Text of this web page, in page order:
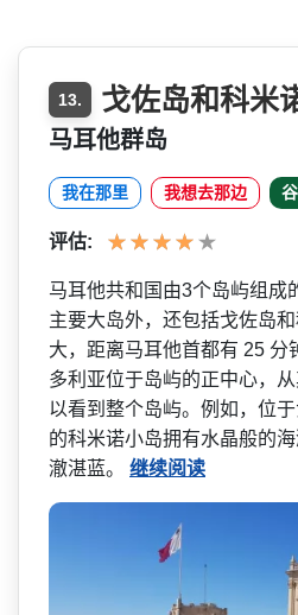
13. 戈佐岛和科米
马耳他群岛
我在那里 我想去那边
评估:
马耳他共和国由3个岛屿组成­
主要大岛外，还包括戈佐岛
大，距离马耳他首都有 25 分
多利­亚位于岛屿的正中心，
以看到整­个岛屿。例如，位
的科米诺小岛­拥有水晶般的
澈湛蓝。 继续阅读